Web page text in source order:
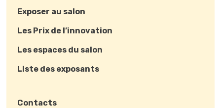
Exposer au salon
Les Prix de l’innovation
Les espaces du salon
Liste des exposants
Contacts